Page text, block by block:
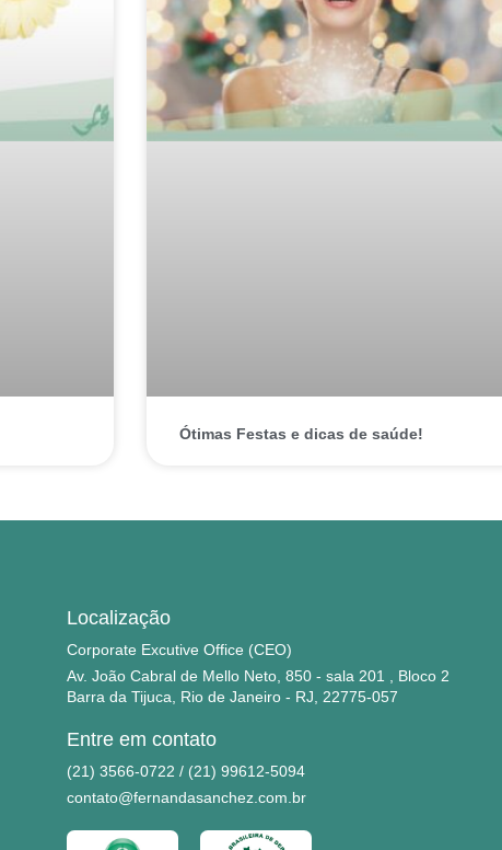
Ótimas Festas e dicas de saúde!
Localização
Corporate Excutive Office (CEO)
Av. João Cabral de Mello Neto, 850 - sala 201 , Bloco 2
Barra da Tijuca, Rio de Janeiro - RJ, 22775-057
Entre em contato
(21) 3566-0722 / (21) 99612-5094
contato@fernandasanchez.com.br